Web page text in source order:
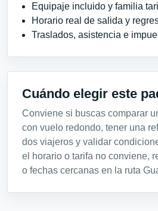
Equipaje incluido y familia
Horario real de salida y
Traslados, asistencia e
Cuándo elegir este
Conviene si buscas comparar
con vuelo redondo, tener una
dos viajeros y validar
el horario o tarifa no conviene,
o fechas cercanas en la ruta